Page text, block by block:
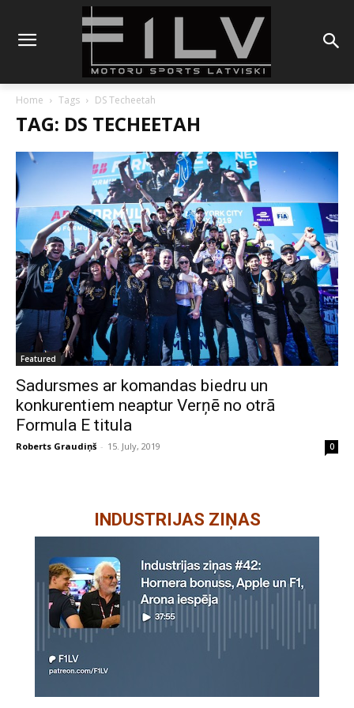
Home Tags DS Techeetah
TAG: DS TECHEETAH
Featured
Sadursmes ar komandas biedru un
konkurentiem neaptur Verņē no otrā
Formula E titula
Roberts Graudiņš - 15. July, 2019 0
INDUSTRIJAS ZIŅAS